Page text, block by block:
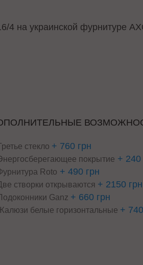
на украинской фурнитуре
стекло + 760 грн
покрытие + 240
Roto + 490 грн
створки открываются + 2150 грн
Ganz + 660 грн
белые горизонтальные +